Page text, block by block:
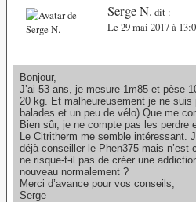
Serge N. dit :
Le 29 mai 2017 à
Bonjour,
J’ai 53 ans, je mesure 1m85 et pèse
20 kg. Et malheureusement je ne
balades et un peu de vélo) Que me
Bien sûr, je ne compte pas les perdre
Le Citritherm me semble intéressant.
déjà conseiller le Phen375 mais
ne risque-t-il pas de créer une
nouveau normalement ?
Merci d’avance pour vos conseils,
Serge